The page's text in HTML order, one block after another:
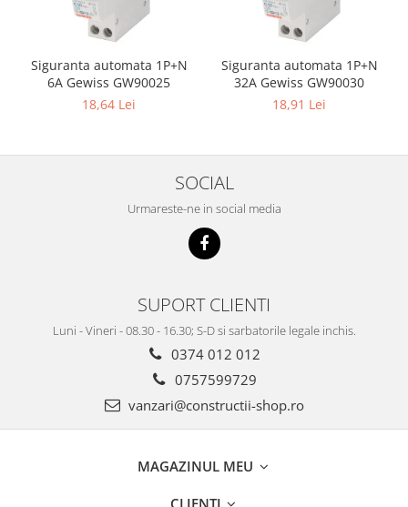
Siguranta automata 1P+N
6A Gewiss GW90025
18,64 Lei
Siguranta automata 1P+N
32A Gewiss GW90030
18,91 Lei
SOCIAL
Urmareste-ne in social media
SUPORT CLIENTI
Luni - Vineri - 08.30 - 16.30; S-D si sarbatorile legale inchis.
0374 012 012
0757599729
vanzari@constructii-shop.ro
MAGAZINUL MEU
CLIENTI